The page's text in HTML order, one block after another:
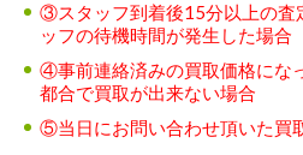
③スタッフ到着後15分以上の査
ッフの待機時間が発生した場合
④事前連絡済みの買取価格にな
都合で買取が出来ない場合
⑤当日にお問い合わせ頂いた買